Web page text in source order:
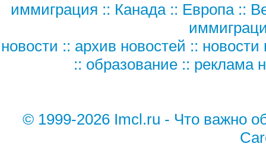
иммиграция :: Канада:: Европа::
новости :: архив новостей :: новости
:: образование :: реклама
© 1999-2026 Imcl.ru - Что важно